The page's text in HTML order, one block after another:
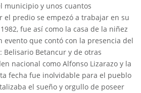
municipio y unos cuantos
predio se empezó a trabajar en su
fue así como la casa de la niñez
evento que contó con la presencia del
Belisario Betancur y de otras
nacional como Alfonso Lizarazo y la
fecha fue inolvidable para el pueblo
el sueño y orgullo de poseer